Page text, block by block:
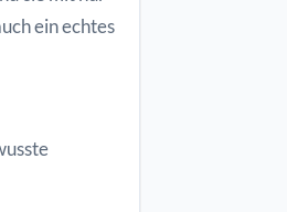
ein echtes